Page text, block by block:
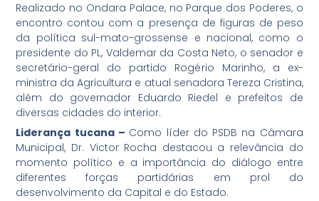
Realizado no Ondara Palace, no Parque dos Poderes, o
encontro contou com a presença de figuras de peso
da política sul-mato-grossense e nacional, como o
presidente do PL, Valdemar da Costa Neto, o senador e
secretário-geral do partido Rogério Marinho, a ex-
ministra da Agricultura e atual senadora Tereza Cristina,
além do governador Eduardo Riedel e prefeitos de
diversas cidades do interior.
Liderança tucana – Como líder do PSDB na Câmara
Municipal, Dr. Victor Rocha destacou a relevância do
momento político e a importância do diálogo entre
diferentes forças partidárias em prol do
desenvolvimento da Capital e do Estado.